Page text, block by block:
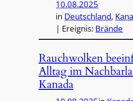
10.08.2025
in Deutschland,
| Ereignis: Brände
Rauchwolken
Alltag im
Kanada